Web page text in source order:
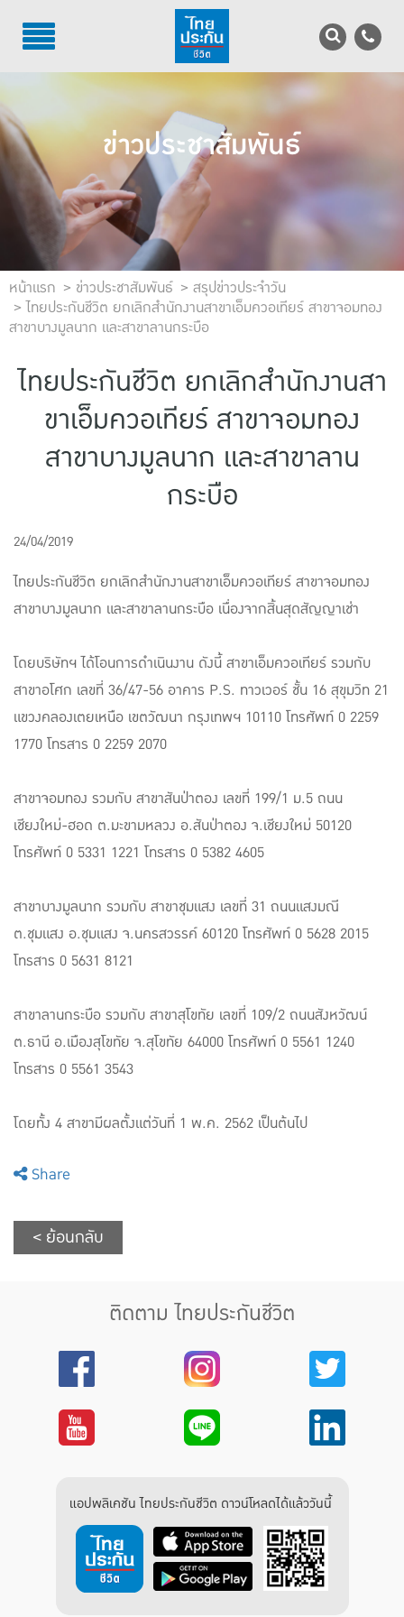
TH EN
บริการลูกค้า
บริการตัวแทน
รู้จักไทยประกันชีวิต
นักลงทุนสัมพันธ์
เพื่อสังคมไทย
ติดต่อไทยประกันชีวิต
บทความ
แบบประกันทั้งหมด
แบบประกันที่เหมาะกับช่วงอายุ
เลือกแบบประกันที่เหมาะกับคุณ
TL Learning Center
ข่าวประชาสัมพันธ์
หน้าแรก ข่าวประชาสัมพันธ์
สรุปข่าวประจำวัน
ไทยประกันชีวิต ยกเลิกสำนักงานสาขาเอ็มควอเทียร์ สาขาจอมทอง
สาขาบางมูลนาก และสาขาลานกระบือ
ไทยประกันชีวิต ยกเลิกสำนักงานสา
ขาเอ็มควอเทียร์ สาขาจอมทอง
สาขาบางมูลนาก และสาขาลาน
กระบือ
24/04/2019
ไทยประกันชีวิต ยกเลิกสำนักงานสาขาเอ็มควอเทียร์ สาขาจอมทอง
สาขาบางมูลนาก และสาขาลานกระบือ เนื่องจากสิ้นสุดสัญญาเช่า
โดยบริษัทฯ ได้โอนการดำเนินงาน ดังนี้ สาขาเอ็มควอเทียร์ รวมกับ
สาขาอโศก เลขที่ 36/47-56 อาคาร P.S. ทาวเวอร์ ชั้น 16 สุขุมวิท 21
แขวงคลองเตยเหนือ เขตวัฒนา กรุงเทพฯ 10110 โทรศัพท์ 0 2259
1770 โทรสาร 0 2259 2070
สาขาจอมทอง รวมกับ สาขาสันป่าตอง เลขที่ 199/1 ม.5 ถนน
เชียงใหม่-ฮอด ต.มะขามหลวง อ.สันป่าตอง จ.เชียงใหม่ 50120
โทรศัพท์ 0 5331 1221 โทรสาร 0 5382 4605
สาขาบางมูลนาก รวมกับ สาขาชุมแสง เลขที่ 31 ถนนแสงมณี
ต.ชุมแสง อ.ชุมแสง จ.นครสวรรค์ 60120 โทรศัพท์ 0 5628 2015
โทรสาร 0 5631 8121
สาขาลานกระบือ รวมกับ สาขาสุโขทัย เลขที่ 109/2 ถนนสังหวัฒน์
ต.ธานี อ.เมืองสุโขทัย จ.สุโขทัย 64000 โทรศัพท์ 0 5561 1240
โทรสาร 0 5561 3543
โดยทั้ง 4 สาขามีผลตั้งแต่วันที่ 1 พ.ค. 2562 เป็นต้นไป
Share
< ย้อนกลับ
ติดตาม ไทยประกันชีวิต
แอปพลิเคชัน ไทยประกันชีวิต ดาวน์โหลดได้แล้ววันนี้